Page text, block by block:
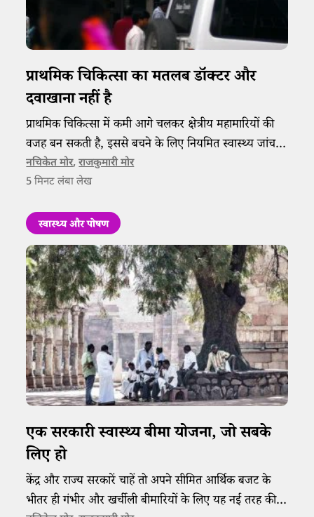
प्राथमिक चिकित्सा का मतलब डॉक्टर और
दवाखाना नहीं है
प्राथमिक चिकित्सा में कमी आगे चलकर क्षेत्रीय महामारियों की
वजह बन सकती है, इससे बचने के लिए नियमित स्वास्थ्य जांच
को लेकर जागरुकता लाने और इसके नए तरीक़े खोजने की
ज़रूरत है।
नचिकेत मोर,राजकुमारी मोर
5 मिनट लंबा लेख
स्वास्थ्य और पोषण
एक सरकारी स्वास्थ्य बीमा योजना, जो सबके
लिए हो
केंद्र और राज्य सरकारें चाहें तो अपने सीमित आर्थिक बजट के
भीतर ही गंभीर और खर्चीली बीमारियों के लिए यह नई तरह की